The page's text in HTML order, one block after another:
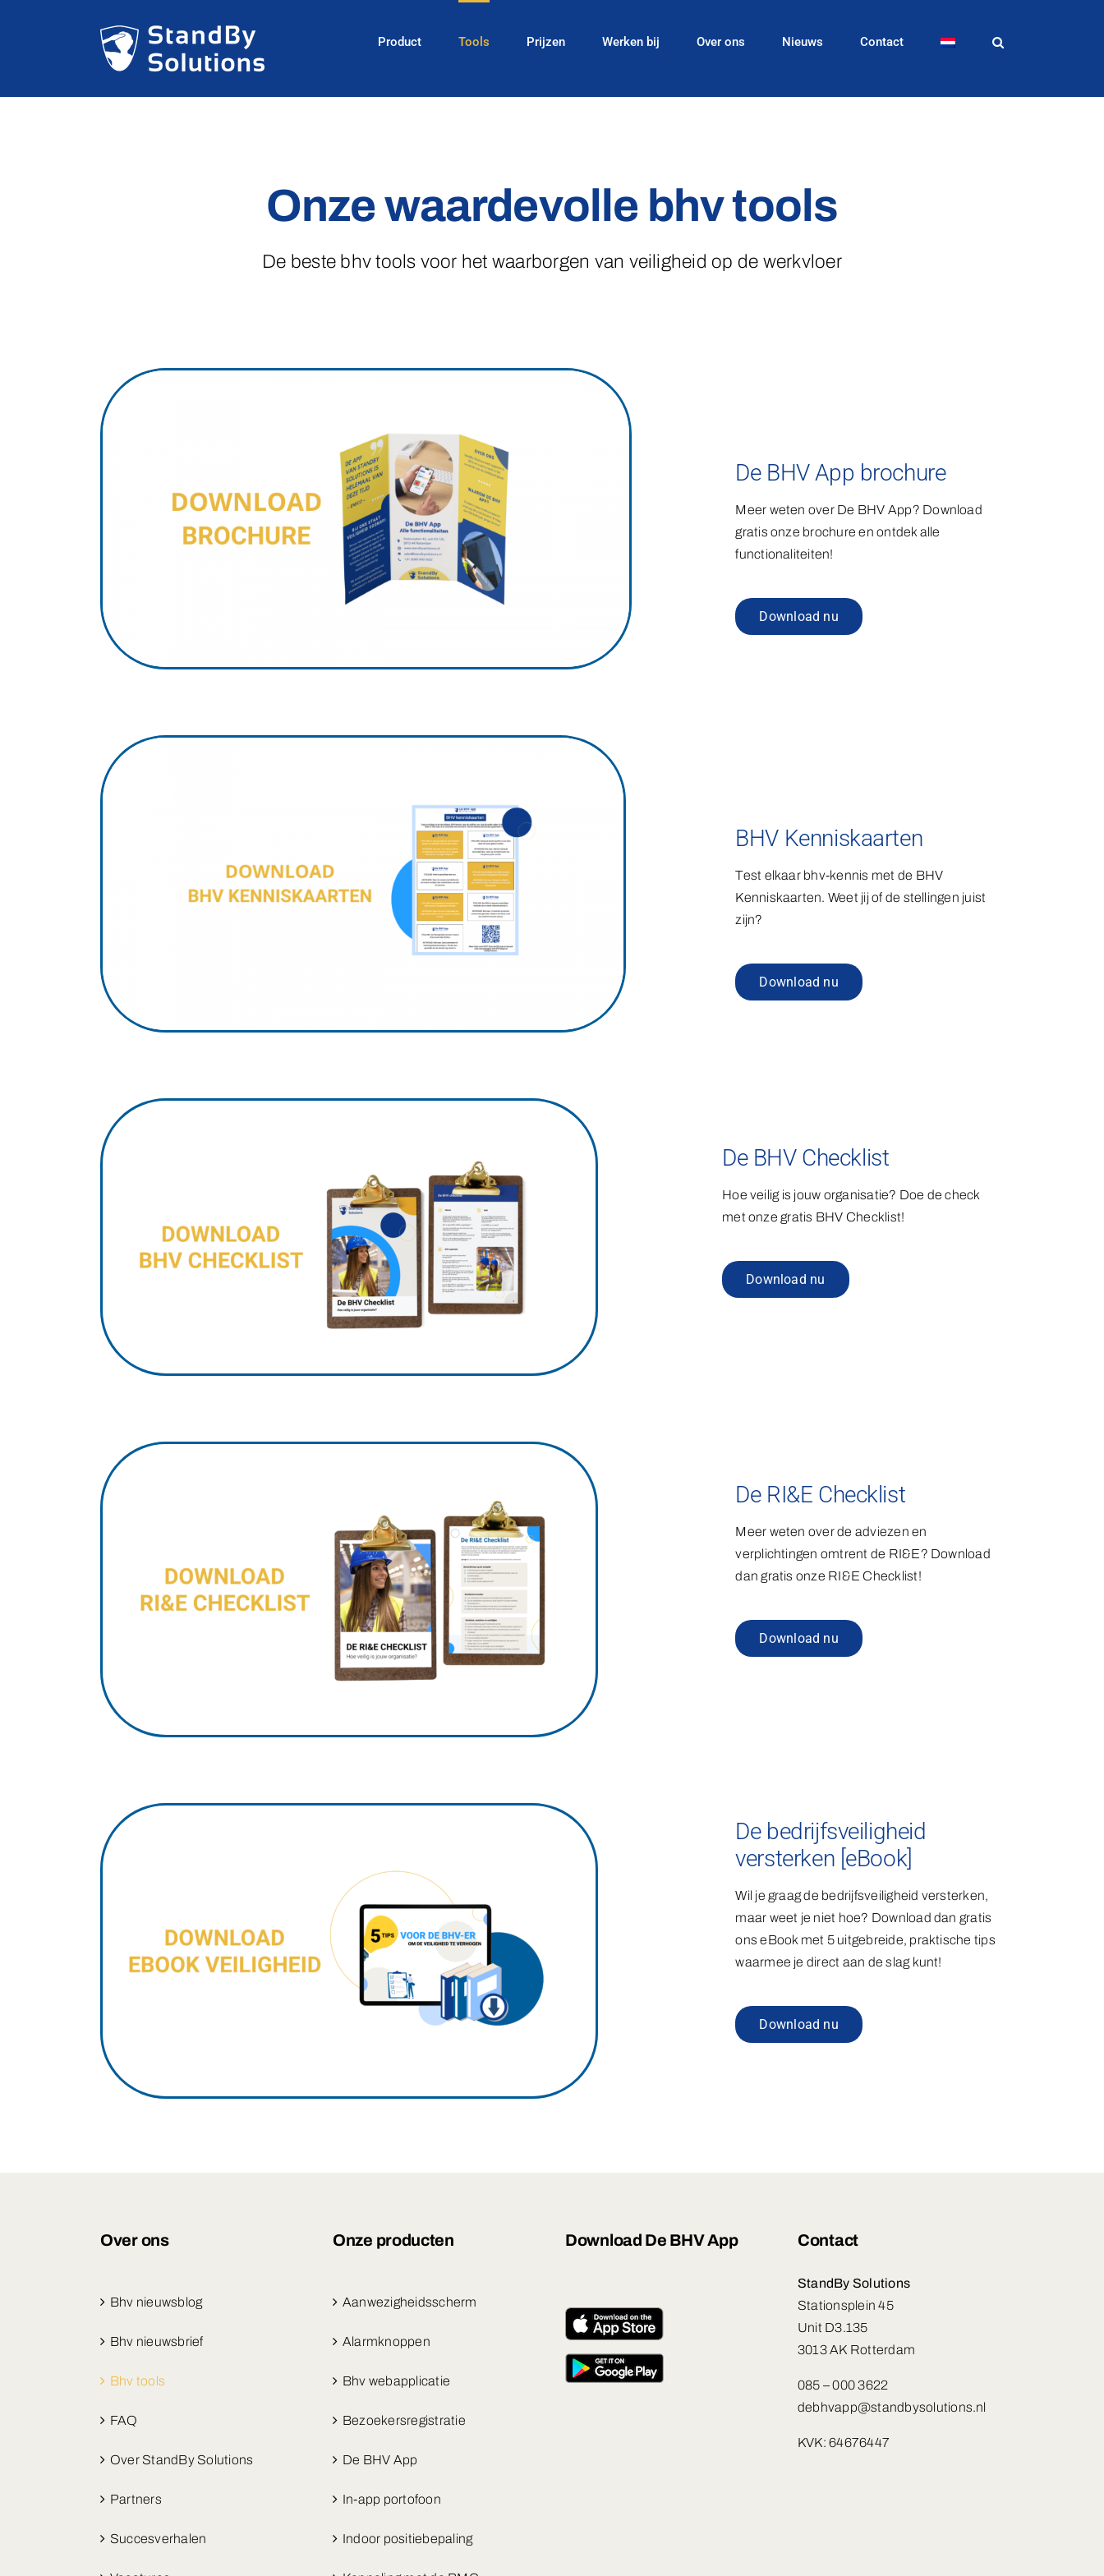
Product Tools Prijzen Werken bij Over ons Nieuws Contact
Onze waardevolle bhv tools
De beste bhv tools voor het waarborgen van veiligheid op de werkvloer
De BHV App brochure
Meer weten over De BHV App? Download
gratis onze brochure en ontdek alle
functionaliteiten!
Download nu
BHV Kenniskaarten
Test elkaar bhv-kennis met de BHV
Kenniskaarten. Weet jij of de stellingen juist
zijn?
Download nu
De BHV Checklist
Hoe veilig is jouw organisatie? Doe de check
met onze gratis BHV Checklist!
Download nu
De RI&E Checklist
Meer weten over de adviezen en
verplichtingen omtrent de RI&E? Download
dan gratis onze RI&E Checklist!
Download nu
De bedrijfsveiligheid
versterken [eBook]
Wil je graag de bedrijfsveiligheid versterken,
maar weet je niet hoe? Download dan gratis
ons eBook met 5 uitgebreide, praktische tips
waarmee je direct aan de slag kunt!
Download nu
Over ons
Bhv nieuwsblog
Bhv nieuwsbrief
Bhv tools
FAQ
Over StandBy Solutions
Partners
Succesverhalen
Onze producten
Aanwezigheidsscherm
Alarmknoppen
Bhv webapplicatie
Bezoekersregistratie
De BHV App
In-app portofoon
Indoor positiebepaling
Download De BHV App Contact
StandBy Solutions
Stationsplein 45
Unit D3.135
3013 AK Rotterdam
085 – 000 3622
debhvapp@standbysolutions.nl
KVK: 64676447